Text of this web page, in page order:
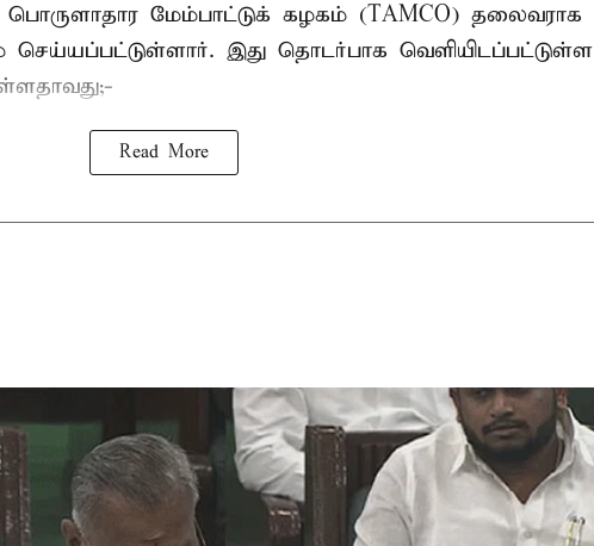
பொருளாதார மேம்பாட்டுக் கழகம் (TAMCO) தலைவராக
செய்யப்பட்டுள்ளார். இது தொடர்பாக வெளியிடப்பட்டுள்ள
Read More